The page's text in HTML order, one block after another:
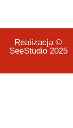
Realizacja ©
SeeStudio 2025